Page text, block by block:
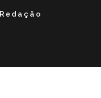
Redação